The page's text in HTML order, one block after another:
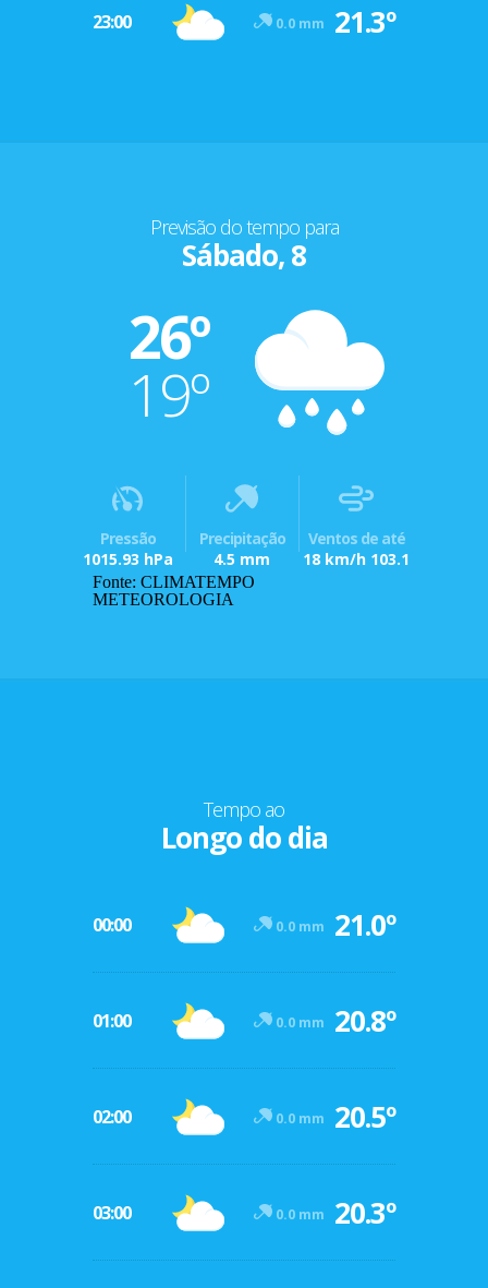
23:00 0.0 mm 21.3º
Previsão do tempo para
Sábado, 8
26º
19º
Pressão
1015.93 hPa
Precipitação
4.5 mm
Ventos de até
18 km/h 103.1
Fonte: CLIMATEMPO
METEOROLOGIA
Tempo ao
Longo do dia
00:00 0.0 mm 21.0º
01:00 0.0 mm 20.8º
02:00 0.0 mm 20.5º
03:00 0.0 mm 20.3º